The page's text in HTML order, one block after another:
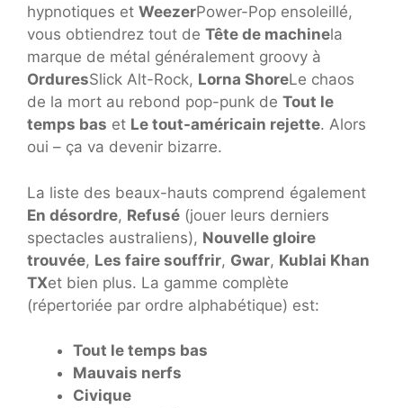
hypnotiques et WeezerPower-Pop ensoleillé,
vous obtiendrez tout de Tête de machinela
marque de métal généralement groovy à
OrduresSlick Alt-Rock, Lorna ShoreLe chaos
de la mort au rebond pop-punk de Tout le
temps bas et Le tout-américain rejette. Alors
oui – ça va devenir bizarre.
La liste des beaux-hauts comprend également
En désordre, Refusé (jouer leurs derniers
spectacles australiens), Nouvelle gloire
trouvée, Les faire souffrir, Gwar, Kublai Khan
TXet bien plus. La gamme complète
(répertoriée par ordre alphabétique) est:
Tout le temps bas
Mauvais nerfs
Civique